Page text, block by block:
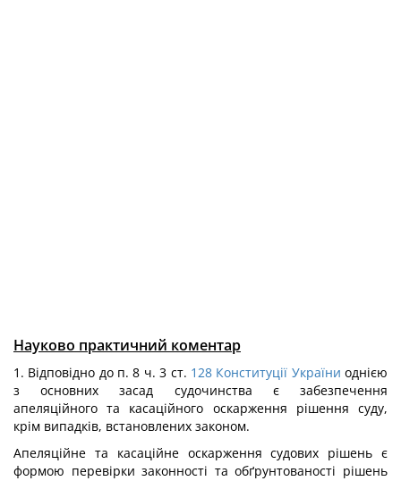
Науково практичний коментар
1. Відповідно до п. 8 ч. 3 ст. 128 Конституції України однією
з основних засад судочинства є забезпечення
апеляційного та касаційного оскарження рішення суду,
крім випадків, встановлених законом.
Апеляційне та касаційне оскарження судових рішень є
формою перевірки законності та обґрунтованості рішень